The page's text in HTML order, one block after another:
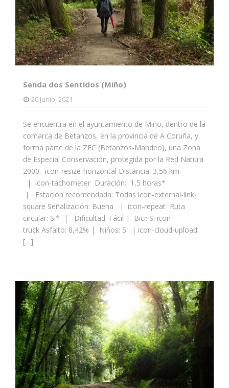
Senda dos Sentidos (Miño)
20 junio, 2021
Se encuentra en el ayuntamiento de Miño, dentro de la
comarca de Betanzos, en la provincia de A Coruña, y
forma parte de la ZEC (Betanzos-Mandeo), una Zona
de Especial Conservación, protegida por la Red Natura
2000. icon-resize-horizontal Distancia: 3,56 km
| icon-tachometer Duración: 1,5 horas*
| Estación recomendada: Todas icon-external-link-
square Señalización: Buena | icon-repeat Ruta
circular: Si* | Dificultad: Fácil | Bici: Si icon-
truck Asfalto: 8,42% | Niños: Si | icon-cloud-upload
[…]